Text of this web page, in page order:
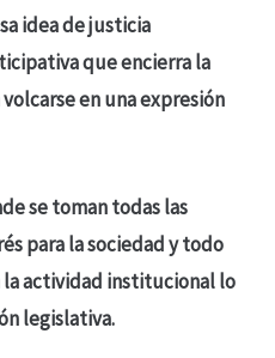
idea de justicia
que encierra la
en una expresión
se toman todas las
para la sociedad y todo
actividad institucional lo
legislativa.